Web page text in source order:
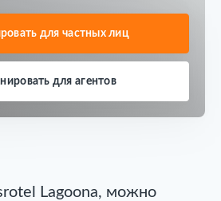
для частных лиц
для агентов
Lagoona, можно